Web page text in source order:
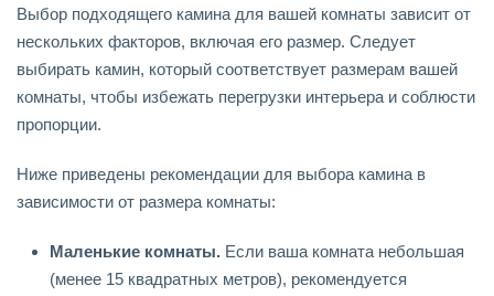
Выбор подходящего камина для вашей комнаты зависит от
нескольких факторов, включая его размер. Следует
выбирать камин, который соответствует размерам вашей
комнаты, чтобы избежать перегрузки интерьера и соблюсти
пропорции.
Ниже приведены рекомендации для выбора камина в
зависимости от размера комнаты:
Маленькие комнаты. Если ваша комната небольшая
(менее 15 квадратных метров), рекомендуется